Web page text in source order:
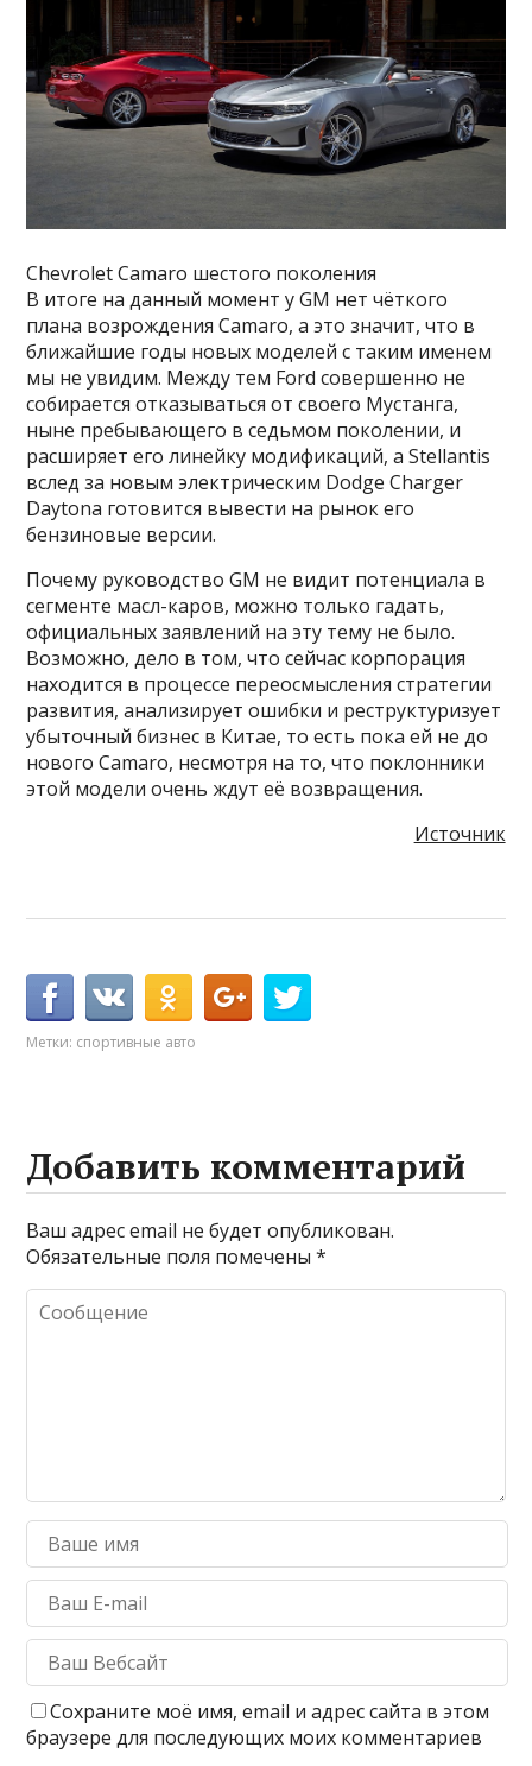
Chevrolet Camaro шестого поколения
В итоге на данный момент у GM нет чёткого
плана возрождения Camaro, а это значит, что в
ближайшие годы новых моделей с таким именем
мы не увидим. Между тем Ford совершенно не
собирается отказываться от своего Мустанга,
ныне пребывающего в седьмом поколении, и
расширяет его линейку модификаций, а Stellantis
вслед за новым электрическим Dodge Charger
Daytona готовится вывести на рынок его
бензиновые версии.
Почему руководство GM не видит потенциала в
сегменте масл-каров, можно только гадать,
официальных заявлений на эту тему не было.
Возможно, дело в том, что сейчас корпорация
находится в процессе переосмысления стратегии
развития, анализирует ошибки и реструктуризует
убыточный бизнес в Китае, то есть пока ей не до
нового Camaro, несмотря на то, что поклонники
этой модели очень ждут её возвращения.
Источник
Метки: спортивные авто
Добавить комментарий
Ваш адрес email не будет опубликован.
Обязательные поля помечены*
Сохраните моё имя, email и адрес сайта в этом
браузере для последующих моих комментариев